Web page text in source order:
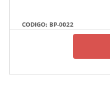
CODIGO: BP-0022